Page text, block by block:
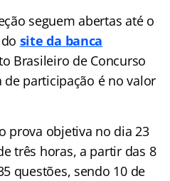
seguem abertas até o
site da banca
Brasileiro de Concurso
de participação é no valor
prova objetiva no dia 23
três horas, a partir das 8
questões, sendo 10 de